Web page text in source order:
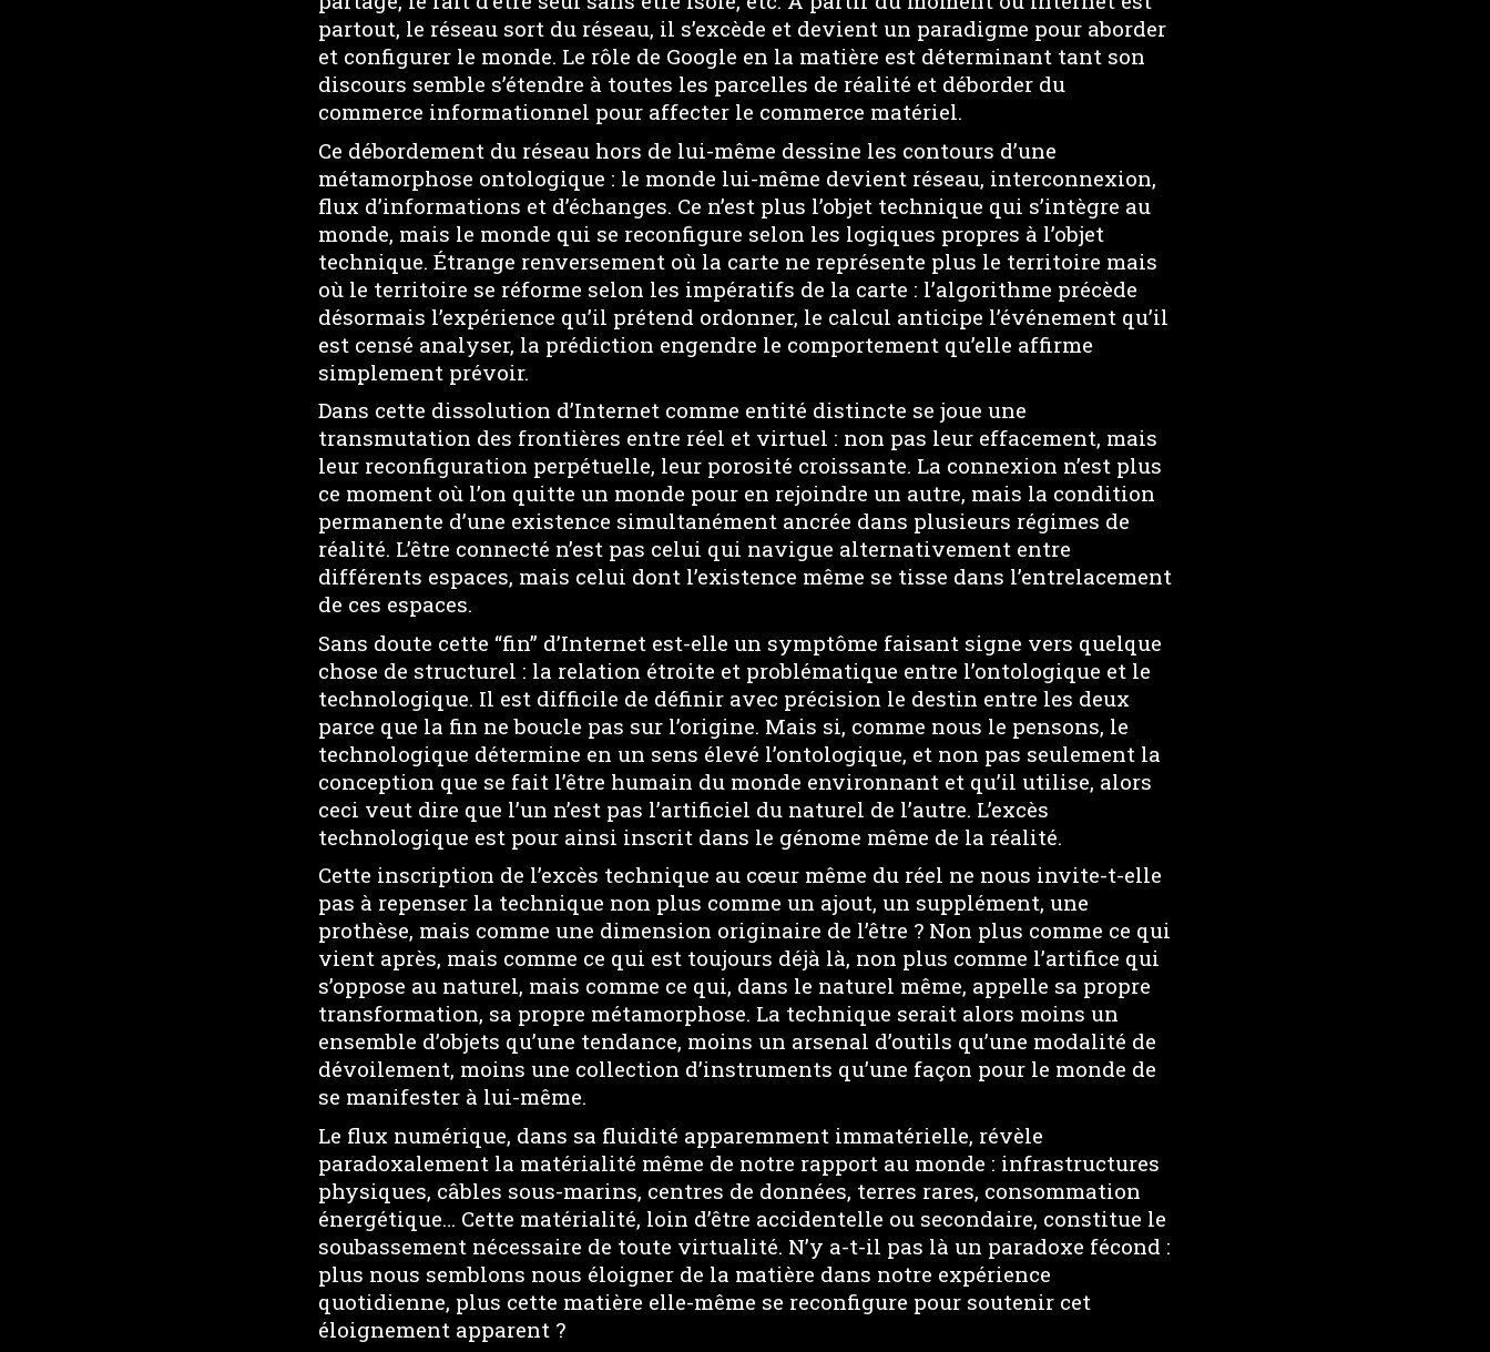
partout, le réseau sort du réseau, il s’excède et devient un paradigme pour aborder
et configurer le monde. Le rôle de Google en la matière est déterminant tant son
discours semble s’étendre à toutes les parcelles de réalité et déborder du
commerce informationnel pour affecter le commerce matériel.
Ce débordement du réseau hors de lui-même dessine les contours d’une
métamorphose ontologique : le monde lui-même devient réseau, interconnexion,
flux d’informations et d’échanges. Ce n’est plus l’objet technique qui s’intègre au
monde, mais le monde qui se reconfigure selon les logiques propres à l’objet
technique. Étrange renversement où la carte ne représente plus le territoire mais
où le territoire se réforme selon les impératifs de la carte : l’algorithme précède
désormais l’expérience qu’il prétend ordonner, le calcul anticipe l’événement qu’il
est censé analyser, la prédiction engendre le comportement qu’elle affirme
simplement prévoir.
Dans cette dissolution d’Internet comme entité distincte se joue une
transmutation des frontières entre réel et virtuel : non pas leur effacement, mais
leur reconfiguration perpétuelle, leur porosité croissante. La connexion n’est plus
ce moment où l’on quitte un monde pour en rejoindre un autre, mais la condition
permanente d’une existence simultanément ancrée dans plusieurs régimes de
réalité. L’être connecté n’est pas celui qui navigue alternativement entre
différents espaces, mais celui dont l’existence même se tisse dans l’entrelacement
de ces espaces.
Sans doute cette “fin” d’Internet est-elle un symptôme faisant signe vers quelque
chose de structurel : la relation étroite et problématique entre l’ontologique et le
technologique. Il est difficile de définir avec précision le destin entre les deux
parce que la fin ne boucle pas sur l’origine. Mais si, comme nous le pensons, le
technologique détermine en un sens élevé l’ontologique, et non pas seulement la
conception que se fait l’être humain du monde environnant et qu’il utilise, alors
ceci veut dire que l’un n’est pas l’artificiel du naturel de l’autre. L’excès
technologique est pour ainsi inscrit dans le génome même de la réalité.
Cette inscription de l’excès technique au cœur même du réel ne nous invite-t-elle
pas à repenser la technique non plus comme un ajout, un supplément, une
prothèse, mais comme une dimension originaire de l’être ? Non plus comme ce qui
vient après, mais comme ce qui est toujours déjà là, non plus comme l’artifice qui
s’oppose au naturel, mais comme ce qui, dans le naturel même, appelle sa propre
transformation, sa propre métamorphose. La technique serait alors moins un
ensemble d’objets qu’une tendance, moins un arsenal d’outils qu’une modalité de
dévoilement, moins une collection d’instruments qu’une façon pour le monde de
se manifester à lui-même.
Le flux numérique, dans sa fluidité apparemment immatérielle, révèle
paradoxalement la matérialité même de notre rapport au monde : infrastructures
physiques, câbles sous-marins, centres de données, terres rares, consommation
énergétique… Cette matérialité, loin d’être accidentelle ou secondaire, constitue le
soubassement nécessaire de toute virtualité. N’y a-t-il pas là un paradoxe fécond :
plus nous semblons nous éloigner de la matière dans notre expérience
quotidienne, plus cette matière elle-même se reconfigure pour soutenir cet
éloignement apparent ?